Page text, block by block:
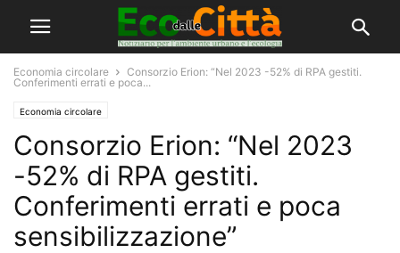
Economia circolare
Consorzio Erion: “Nel 2023 -52% di RPA gestiti.
Conferimenti errati e poca...
Economia circolare
Consorzio Erion: “Nel 2023
-52% di RPA gestiti.
Conferimenti errati e poca
sensibilizzazione”